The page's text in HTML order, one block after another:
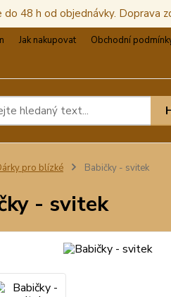
do 48 h od objednávky. Doprava
Jak nakupovat Obchodní
pro blízké Babičky - svitek
- svitek